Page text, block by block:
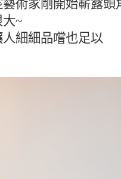
術家剛開始嶄露
~
細細品嚐也足以